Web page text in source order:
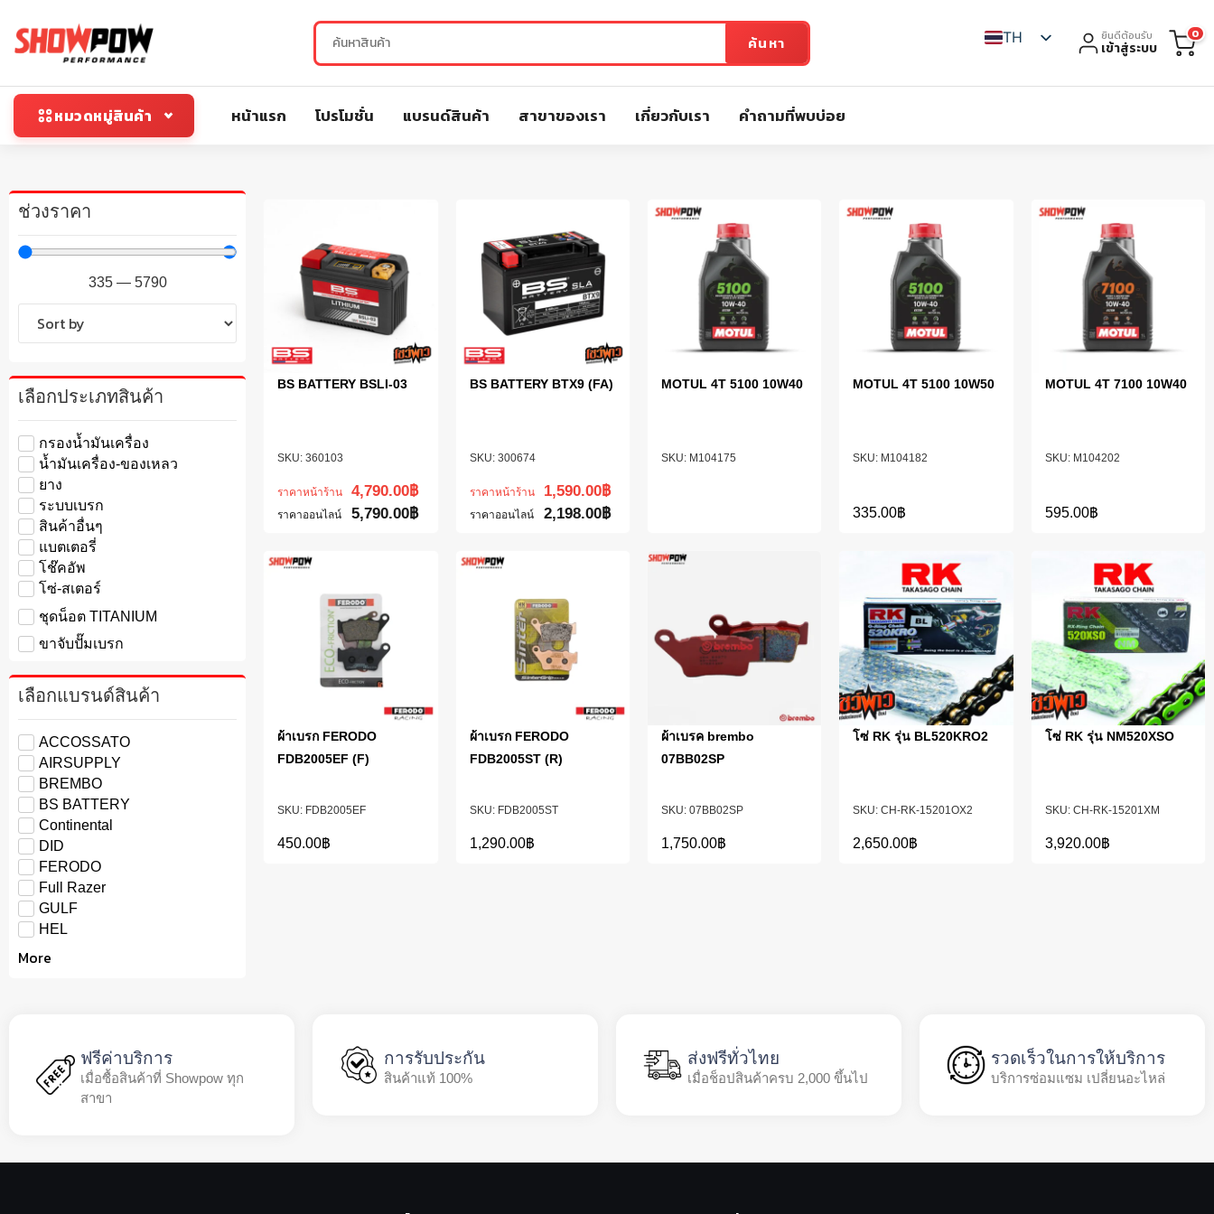
ค้นหา TH ยินดีต้อนรับ
เข้าสู่ระบบ
0
หมวดหมู่สินค้า หน้าแรก โปรโมชั่น แบรนด์สินค้า สาขาของเรา เกี่ยวกับเรา คำถามที่พบบ่อย
ช่วงราคา
335 — 5790
เลือกประเภทสินค้า
กรองน้ำมันเครื่อง
น้ำมันเครื่อง-ของเหลว
ยาง
ระบบเบรก
สินค้าอื่นๆ
แบตเตอรี่
โช๊คอัพ
โซ่-สเตอร์
ชุดน็อต TITANIUM
ขาจับปั๊มเบรก
เลือกแบรนด์สินค้า
ACCOSSATO
AIRSUPPLY
BREMBO
BS BATTERY
Continental
DID
FERODO
Full Razer
GULF
HEL
More
360103
BS BATTERY BSLI-03
ราคาหน้าร้าน 4,790.00฿
ราคาออนไลน์ 5,790.00฿
300674
BS BATTERY BTX9 (FA)
ราคาหน้าร้าน 1,590.00฿
ราคาออนไลน์ 2,198.00฿
M104175
MOTUL 4T 5100 10W40
M104182
MOTUL 4T 5100 10W50
335.00฿
M104202
MOTUL 4T 7100 10W40
595.00฿
FDB2005EF
ผ้าเบรก FERODO
FDB2005EF (F)
450.00฿
FDB2005ST
ผ้าเบรก FERODO
FDB2005ST (R)
1,290.00฿
07BB02SP
ผ้าเบรค brembo
07BB02SP
1,750.00฿
CH-RK-15201OX2
โซ่ RK รุ่น BL520KRO2
2,650.00฿
CH-RK-15201XM
โซ่ RK รุ่น NM520XSO
3,920.00฿
ฟรีค่าบริการ
เมื่อซื้อสินค้าที่ Showpow ทุก
สาขา
การรับประกัน
สินค้าแท้ 100%
ส่งฟรีทั่วไทย
เมื่อช็อปสินค้าครบ 2,000 ขึ้นไป
รวดเร็วในการให้บริการ
บริการซ่อมแซม เปลี่ยนอะไหล่